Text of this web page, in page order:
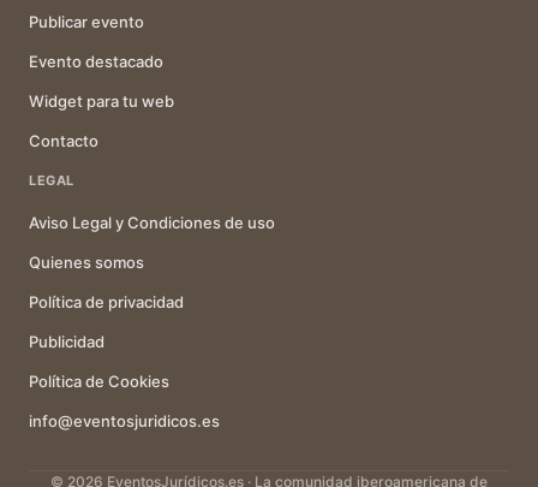
Publicar evento
Evento destacado
Widget para tu web
Contacto
LEGAL
Aviso Legal y Condiciones de uso
Quienes somos
Política de privacidad
Publicidad
Política de Cookies
info@eventosjuridicos.es
© 2026 EventosJurídicos.es · La comunidad iberoamericana de